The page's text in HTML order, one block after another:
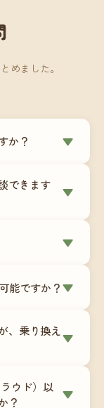
めました。
か？ ▼
オンラインで
わずサポー
います。
できます
▼
事業計画の段
▼
時に追加の作
ます。年間
の見通しも
能ですか？▼
が異なるた
お気軽にご
、乗り換え ▼
や、過去の帳
ウド）以
？
▼